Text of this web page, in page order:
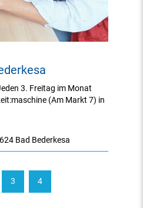
Bad Bederkesa
3. Freitag im Monat
(Am Markt 7) in
3 4